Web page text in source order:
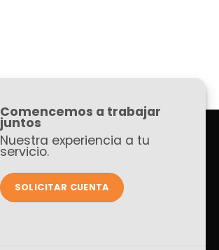
Comencemos a trabajar
juntos
Nuestra experiencia a tu
servicio.
SOLICITAR CUENTA